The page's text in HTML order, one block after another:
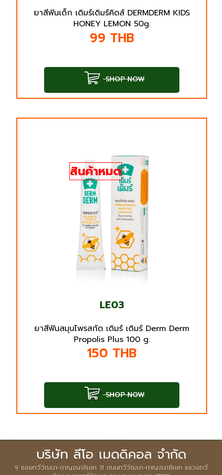
ยาสีฟันเด็ก เดิมร์เดิมร์คิดส์ DERMDERM KIDS
HONEY LEMON 50g.
99 THB
SHOP NOW
สินค้าหมด
LE03
ยาสีฟันสมุนไพรสกัด เดิมร์ เดิมร์ Derm Derm
Propolis Plus 100 g.
150 THB
SHOP NOW
บริษัท ลีโอ เมดดิคอล จำกัด
9 ซอยทวีวัฒนา-กาญจนาภิเษก 31 ถนนทวีวัฒนา-กาญจนาภิเษก แขวงทวี